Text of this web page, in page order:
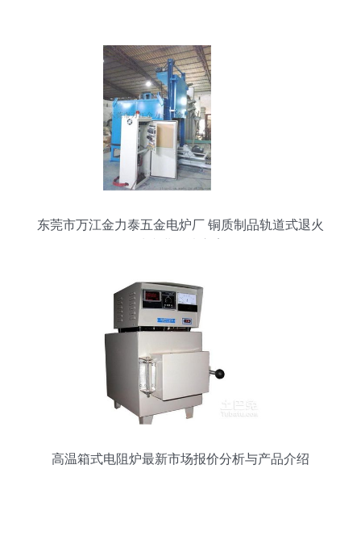
东莞市万江金力泰五金电炉厂 铜质制品轨道式退火
高温箱式电阻炉最新市场报价分析与产品介绍